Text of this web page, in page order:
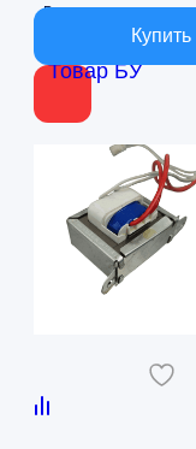
Товар БУ
В наличии